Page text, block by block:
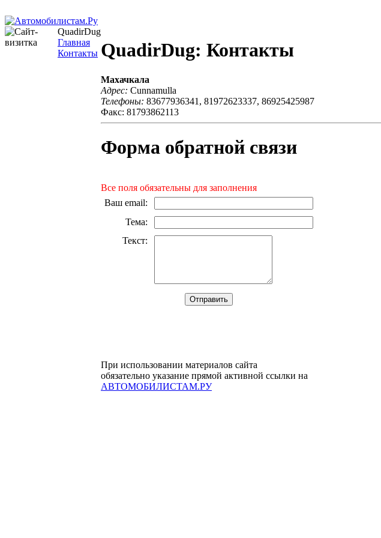
QuadirDug
Главная
Контакты QuadirDug: Контакты
Махачкала
Адрес: Cunnamulla
Телефоны: 83677936341, 81972623337, 86925425987
Факс: 81793862113
Форма обратной связи
Все поля обязательны для заполнения
Ваш email:
Тема:
Текст:
При использовании материалов сайта
обязательно указание прямой активной ссылки на
АВТОМОБИЛИСТАМ.РУ